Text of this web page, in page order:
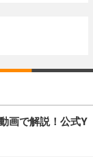
画で解説！公式Y